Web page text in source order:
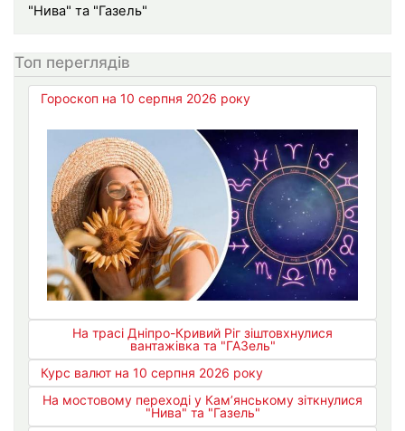
"Нива" та "Газель"
Топ переглядів
Гороскоп на 10 серпня 2026 року
На трасі Дніпро-Кривий Ріг зіштовхнулися
вантажівка та "ГАЗель"
Курс валют на 10 серпня 2026 року
На мостовому переході у Кам’янському зіткнулися
"Нива" та "Газель"